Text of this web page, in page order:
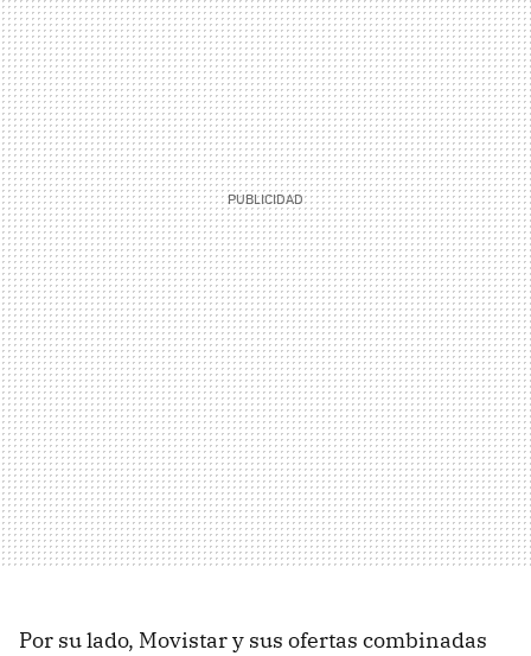
Por su lado, Movistar y sus ofertas combinadas